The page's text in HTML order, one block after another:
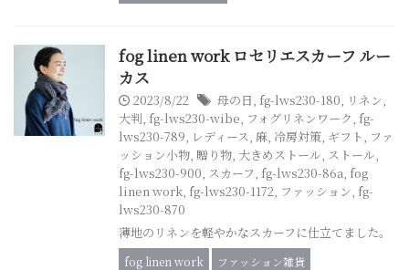
fog linen work ロセリエスカーフ ルー
カス
2023/8/22 母の日, fg-lws230-180, リネン,
大判, fg-lws230-wibe, フォグリネンワーク, fg-
lws230-789, レディース, 麻, 冷房対策, ギフト, ファ
ッション小物, 贈り物, 大きめストール, ストール,
fg-lws230-900, スカーフ, fg-lws230-86a, fog
linen work, fg-lws230-1172, ファッション, fg-
lws230-870
薄地のリネンを軽やかなスカーフに仕立てました。
fog linen work
ファッション雑貨